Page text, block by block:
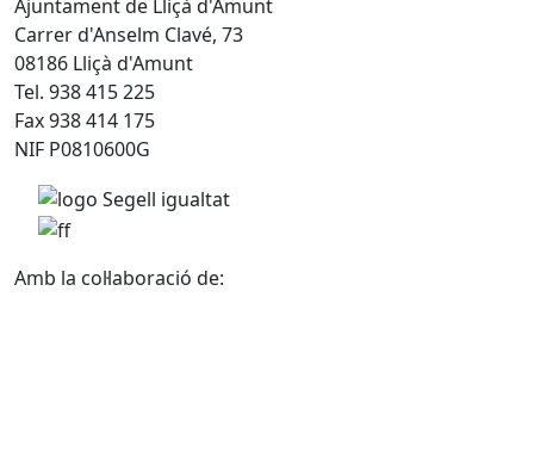
Ajuntament de Lliçà d'Amunt
Carrer d'Anselm Clavé, 73
08186 Lliçà d'Amunt
Tel. 938 415 225
Fax 938 414 175
NIF P0810600G
Amb la col·laboració de: